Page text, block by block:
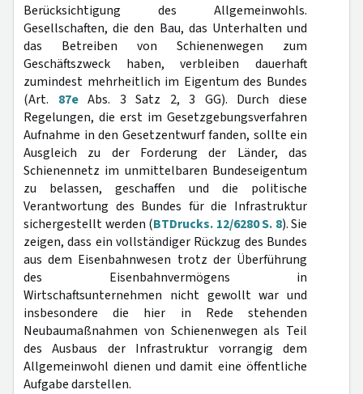
Berücksichtigung des Allgemeinwohls.
Gesellschaften, die den Bau, das Unterhalten und
das Betreiben von Schienenwegen zum
Geschäftszweck haben, verbleiben dauerhaft
zumindest mehrheitlich im Eigentum des Bundes
(Art. 87eAbs. 3 Satz 2, 3 GG). Durch diese
Regelungen, die erst im Gesetzgebungsverfahren
Aufnahme in den Gesetzentwurf fanden, sollte ein
Ausgleich zu der Forderung der Länder, das
Schienennetz im unmittelbaren Bundeseigentum
zu belassen, geschaffen und die politische
Verantwortung des Bundes für die Infrastruktur
sichergestellt werden (BTDrucks. 12/6280 S. 8). Sie
zeigen, dass ein vollständiger Rückzug des Bundes
aus dem Eisenbahnwesen trotz der Überführung
des Eisenbahnvermögens in
Wirtschaftsunternehmen nicht gewollt war und
insbesondere die hier in Rede stehenden
Neubaumaßnahmen von Schienenwegen als Teil
des Ausbaus der Infrastruktur vorrangig dem
Allgemeinwohl dienen und damit eine öffentliche
Aufgabe darstellen.